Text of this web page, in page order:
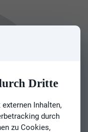
Dritte
Inhalten,
durch
zu Cookies,